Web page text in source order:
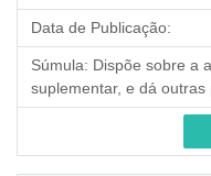
Data de Publicação:
Súmula: Dispõe sobre a
suplementar, e dá outras